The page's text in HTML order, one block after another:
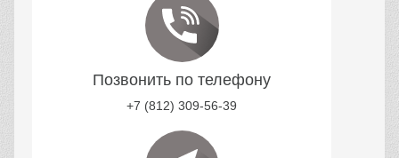
Позвонить по телефону
+7 (812) 309-56-39